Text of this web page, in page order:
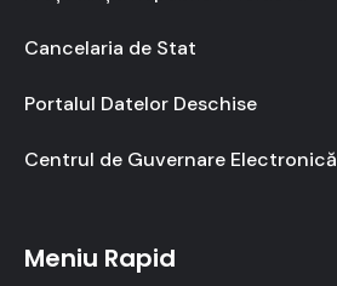
Cancelaria de Stat
Portalul Datelor Deschise
Centrul de Guvernare Electronică
Meniu Rapid